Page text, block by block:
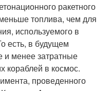
ракетного
топлива, чем для
используемого в
есть, в будущем
и менее затратные
кораблей в космос.
проведенного